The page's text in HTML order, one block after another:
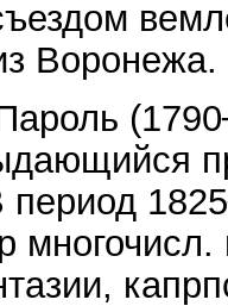
Воронежа.